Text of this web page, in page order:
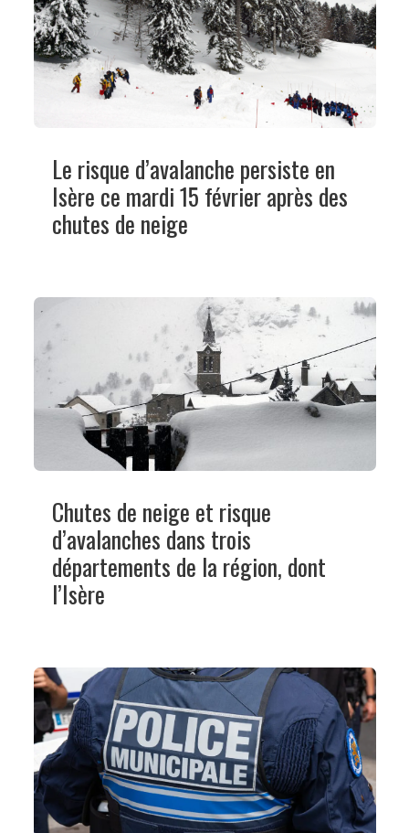
Le risque d’avalanche persiste en
Isère ce mardi 15 février après des
chutes de neige
Chutes de neige et risque
d’avalanches dans trois
départements de la région, dont
l’Isère